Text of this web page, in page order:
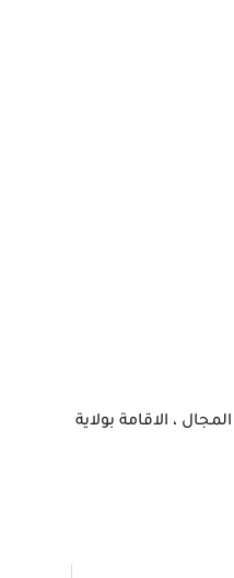
، الاقامة بولاية